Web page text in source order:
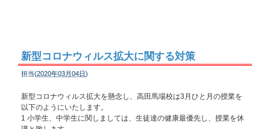
新型コロナウィルス拡大に関する対策
担当(2020年03月04日)
新型コロナウィルス拡大を懸念し、高田馬場校は3月ひと月の授業を
以下のようにいたします。
1 小学生、中学生に関しましては、生徒達の健康最優先し、授業を休